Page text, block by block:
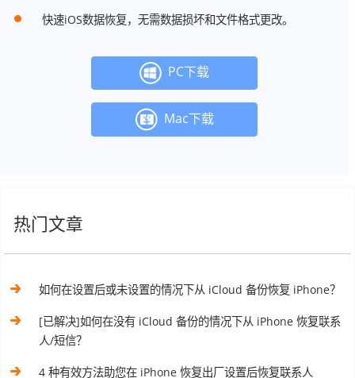
快速iOS数据恢复，无需数据损坏和文件格式更改。
PC下载
Mac下载
热门文章
如何在设置后或未设置的情况下从 iCloud 备份恢复 iPhone？
[已解决]如何在没有 iCloud 备份的情况下从 iPhone 恢复联系
人/短信？
4 种有效方法助您在 iPhone 恢复出厂设置后恢复联系人